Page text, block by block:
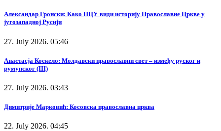
Александар Гронски: Како ПЦУ види историју Православне Цркве у
југозападној Русији
27. July 2026. 05:46
Анастасја Коскело: Молдавски православни свет – између руског и
румунског (III)
27. July 2026. 03:43
Димитрије Марковић: Косовска православна црква
22. July 2026. 04:45